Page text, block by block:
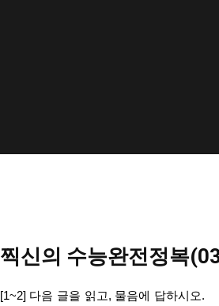
찍신의 수능완전정복
[1~2] 다음 글을 읽고, 물음에 답하시오.